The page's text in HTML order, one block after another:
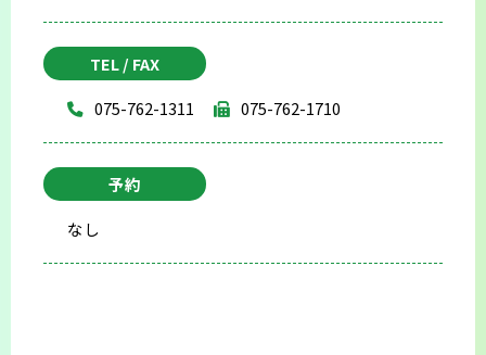
TEL / FAX
075-762-1311
075-762-1710
予約
なし